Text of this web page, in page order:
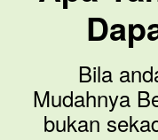
Bila
Mudahnya
bukan